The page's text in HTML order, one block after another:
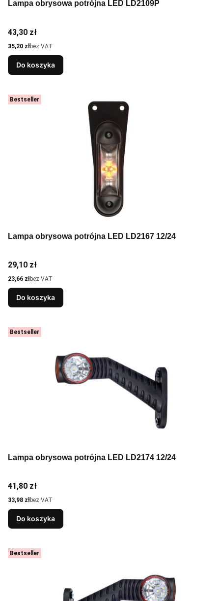
Lampa obrysowa potrójna LED LD2109P
Cena
43,30 zł
Cena
35,20 złbez VAT
Do koszyka
Bestseller
Lampa obrysowa potrójna LED LD2167 12/24
Cena
29,10 zł
Cena
23,66 złbez VAT
Do koszyka
Bestseller
Lampa obrysowa potrójna LED LD2174 12/24
Cena
41,80 zł
Cena
33,98 złbez VAT
Do koszyka
Bestseller